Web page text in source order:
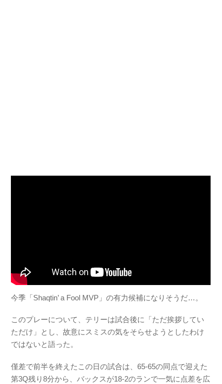
今季「Shaqtin’ a Fool MVP」の有力候補になりそうだ…。
このプレーについて、テリーは試合後に「ただ挨拶してい
ただけ」とし、故意にスミスの気をそらせようとしたわけ
ではないと語った。
僅差で前半を終えたこの日の試合は、65-65の同点で迎えた
第3Q残り8分から、バックスが18-2のランで一気に点差を広